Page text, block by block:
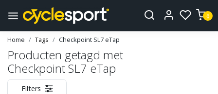
0
Home Tags Checkpoint SL7 eTap
Producten getagd met
Checkpoint SL7 eTap
Filters